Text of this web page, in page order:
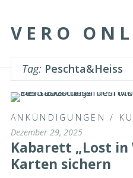
VERO
Tag: Peschta&Heiss
ANKÜNDIGUNGEN /
Dezember 29, 2025
Kabarett „Lost in
Karten sichern